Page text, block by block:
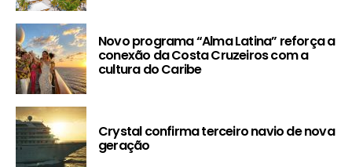
Novo programa “Alma Latina” reforça a
conexão da Costa Cruzeiros com a
cultura do Caribe
Crystal confirma terceiro navio de nova
geração